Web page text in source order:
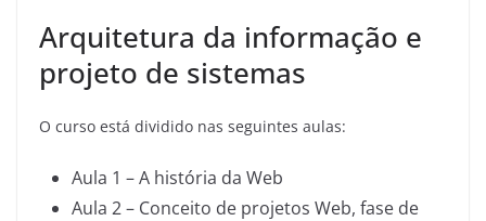
Arquitetura da informação e
projeto de sistemas
O curso está dividido nas seguintes aulas:
Aula 1 – A história da Web
Aula 2 – Conceito de projetos Web, fase de